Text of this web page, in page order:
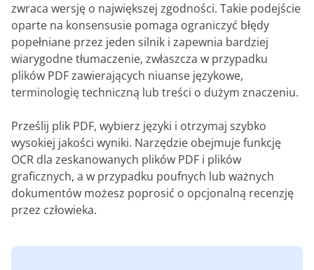
zwraca wersję o największej zgodności. Takie podejście
oparte na konsensusie pomaga ograniczyć błędy
popełniane przez jeden silnik i zapewnia bardziej
wiarygodne tłumaczenie, zwłaszcza w przypadku
plików PDF zawierających niuanse językowe,
terminologię techniczną lub treści o dużym znaczeniu.
Prześlij plik PDF, wybierz języki i otrzymaj szybko
wysokiej jakości wyniki. Narzędzie obejmuje funkcję
OCR dla zeskanowanych plików PDF i plików
graficznych, a w przypadku poufnych lub ważnych
dokumentów możesz poprosić o opcjonalną recenzję
przez człowieka.